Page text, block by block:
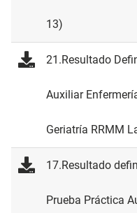
13)
21.Resultado
Auxiliar
Geriatría RRMM
17.Resultado
Prueba Práctica